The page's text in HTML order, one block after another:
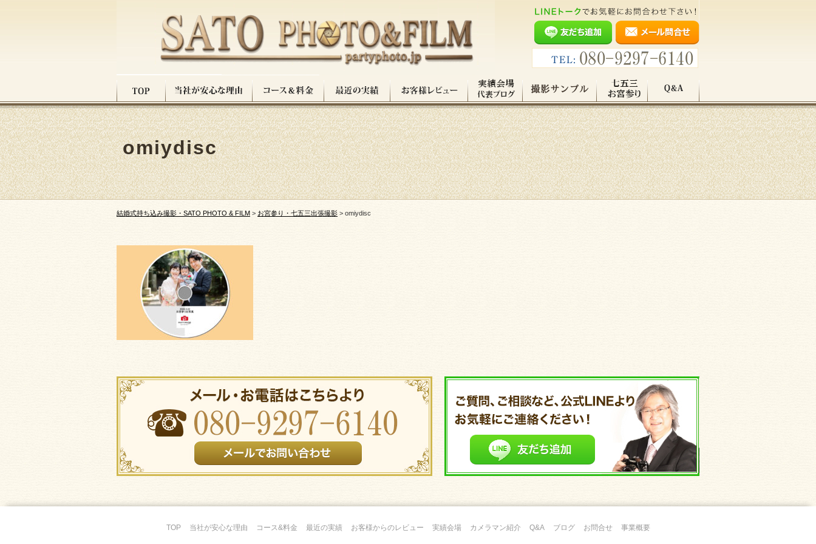
omiydisc
結婚式持ち込み撮影・SATO PHOTO & FILM > お宮参り・七五三出張撮影 > omiydisc
TOP 当社が安心な理由 コース&料金 最近の実績 お客様からのレビュー 実績会場 カメラマン紹介 Q&A ブログ お問合せ 事業概要